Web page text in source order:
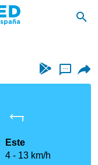
...
Este
4
13 km/h